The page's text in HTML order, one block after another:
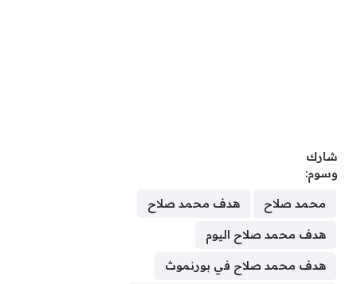
شارك
وسوم:
محمد صلاح هدف محمد صلاح
هدف محمد صلاح اليوم
هدف محمد صلاح في بورنموث